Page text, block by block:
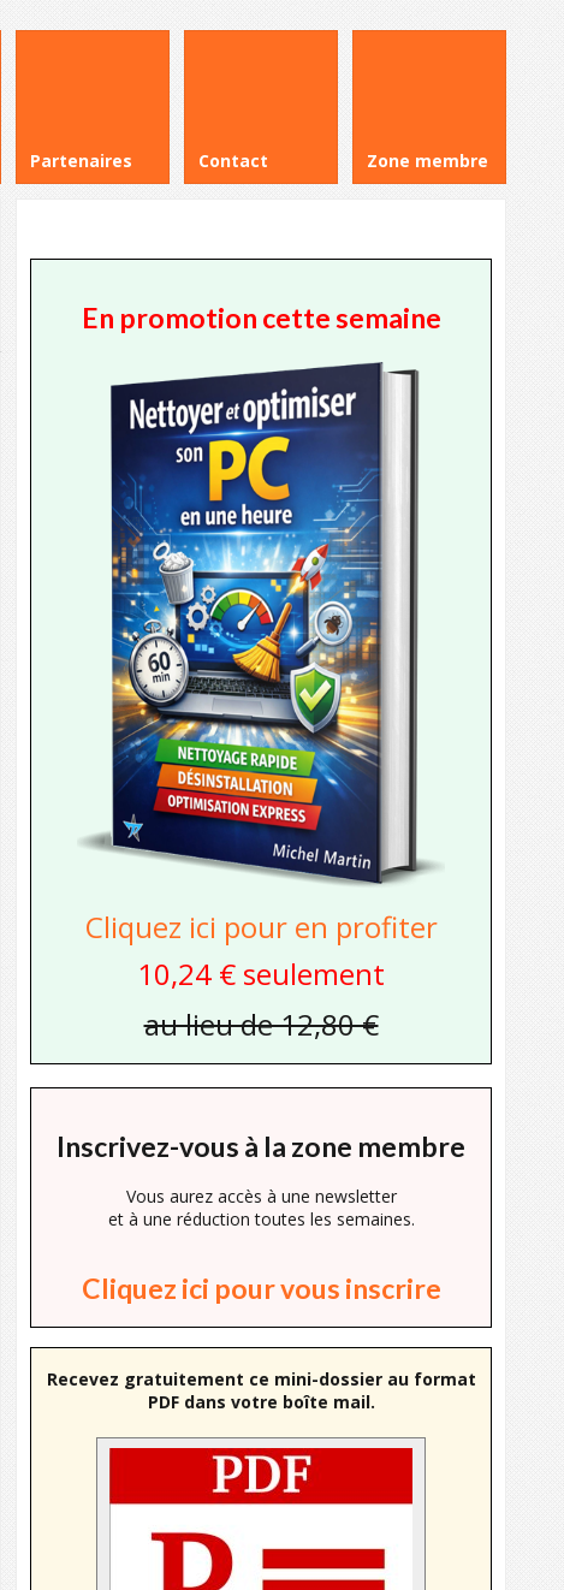
Partenaires Contact Zone membre
En promotion cette semaine
Cliquez ici pour en profiter
10,24 € seulement
au lieu de 12,80 €
Inscrivez-vous à la zone membre
Vous aurez accès à une newsletter
et à une réduction toutes les semaines.
Cliquez ici pour vous inscrire
Recevez gratuitement ce mini-dossier au format
PDF dans votre boîte mail.